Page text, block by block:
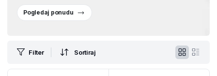
Pogledaj ponudu
Filter Sortiraj